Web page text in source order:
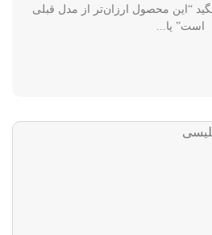
“این محصول ارزان‌تر از مدل قبلی
است” یا...